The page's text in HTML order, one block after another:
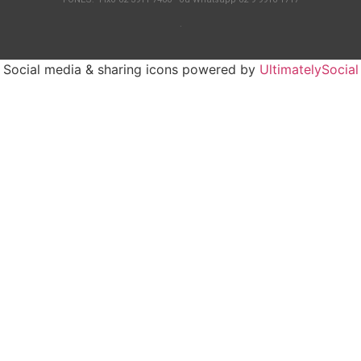
.
Social media & sharing icons powered by UltimatelySocial